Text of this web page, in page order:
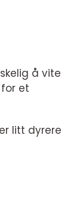
å vite
et
litt dyrere